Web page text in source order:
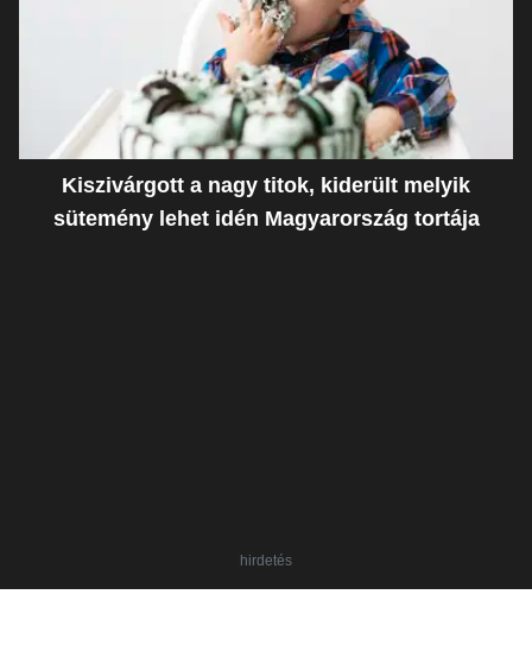
Kiszivárgott a nagy titok, kiderült melyik
sütemény lehet idén Magyarország tortája
hirdetés